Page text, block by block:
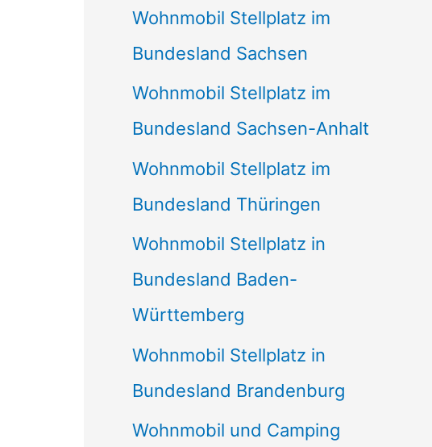
Wohnmobil Stellplatz im
Bundesland Sachsen
Wohnmobil Stellplatz im
Bundesland Sachsen-Anhalt
Wohnmobil Stellplatz im
Bundesland Thüringen
Wohnmobil Stellplatz in
Bundesland Baden-
Württemberg
Wohnmobil Stellplatz in
Bundesland Brandenburg
Wohnmobil und Camping